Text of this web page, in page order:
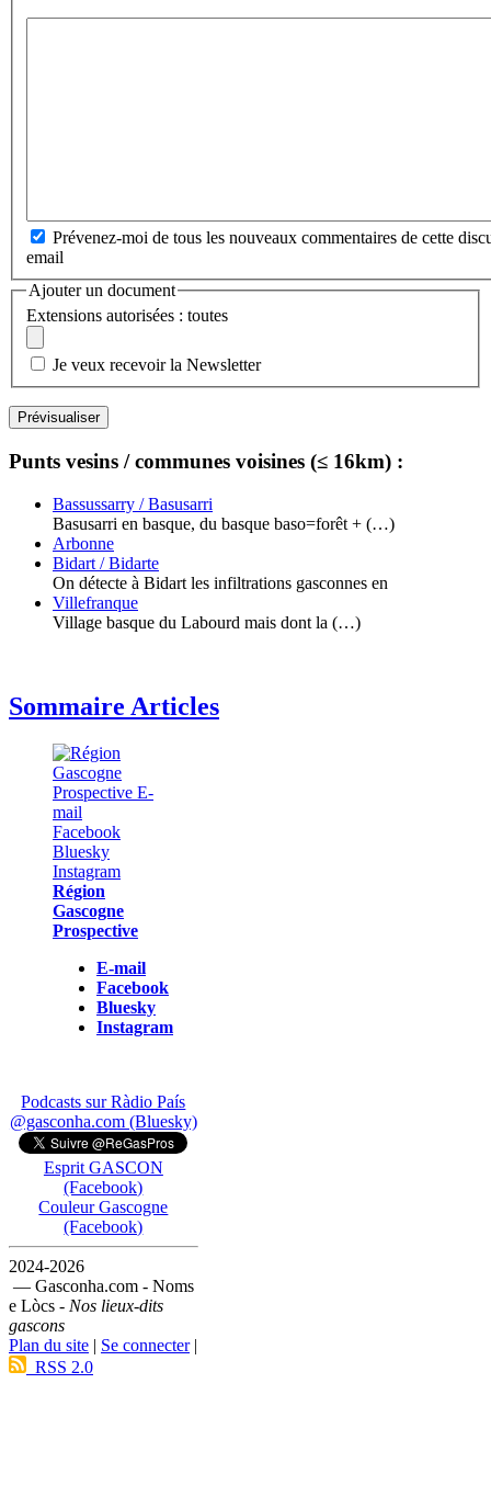
Prévenez-moi de tous les nouveaux commentaires de cette
email
Ajouter un document
Extensions autorisées : toutes
Je veux recevoir la Newsletter
Punts vesins / communes voisines (≤ 16km) :
Bassussarry / Basusarri
Basusarri en basque, du basque baso=forêt + (…)
Arbonne
Bidart / Bidarte
On détecte à Bidart les infiltrations gasconnes en
Villefranque
Village basque du Labourd mais dont la (…)
Sommaire Articles
Région
Gascogne
Prospective
E-mail
Facebook
Bluesky
Instagram
Podcasts sur Ràdio País
@gasconha.com (Bluesky)
Esprit GASCON
(Facebook)
Couleur Gascogne
(Facebook)
2024-2026
— Gasconha.com - Noms
e Lòcs - Nos lieux-dits
gascons
Plan du site | Se connecter|
RSS 2.0